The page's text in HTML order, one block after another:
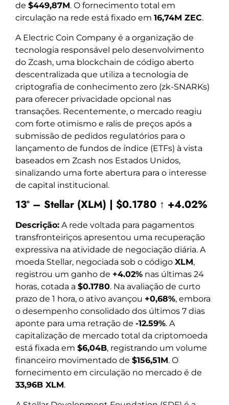
de $449,87M. O fornecimento total em
circulação na rede está fixado em 16,74M ZEC.
A Electric Coin Company é a organização de
tecnologia responsável pelo desenvolvimento
do Zcash, uma blockchain de código aberto
descentralizada que utiliza a tecnologia de
criptografia de conhecimento zero (zk-SNARKs)
para oferecer privacidade opcional nas
transações. Recentemente, o mercado reagiu
com forte otimismo e ralis de preços após a
submissão de pedidos regulatórios para o
lançamento de fundos de índice (ETFs) à vista
baseados em Zcash nos Estados Unidos,
sinalizando uma forte abertura para o interesse
de capital institucional.
13º – Stellar (XLM) | $0.1780 ↑ +4.02%
Descrição: A rede voltada para pagamentos
transfronteiriços apresentou uma recuperação
expressiva na atividade de negociação diária. A
moeda Stellar, negociada sob o código XLM,
registrou um ganho de +4.02% nas últimas 24
horas, cotada a $0.1780. Na avaliação de curto
prazo de 1 hora, o ativo avançou +0,68%, embora
o desempenho consolidado dos últimos 7 dias
aponte para uma retração de -12.59%. A
capitalização de mercado total da criptomoeda
está fixada em $6,04B, registrando um volume
financeiro movimentado de $156,51M. O
fornecimento em circulação no mercado é de
33,96B XLM.